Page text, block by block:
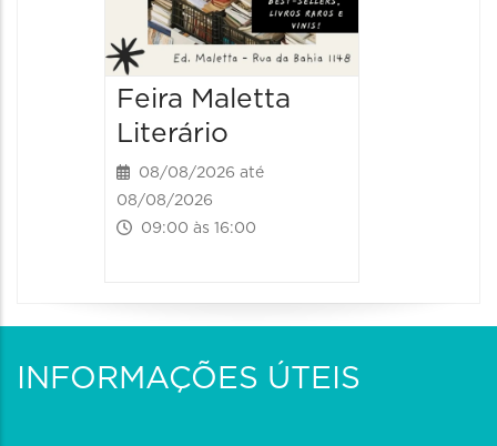
Feira Maletta
Literário
08/08/2026 até
08/08/2026
09:00 às 16:00
INFORMAÇÕES ÚTEIS